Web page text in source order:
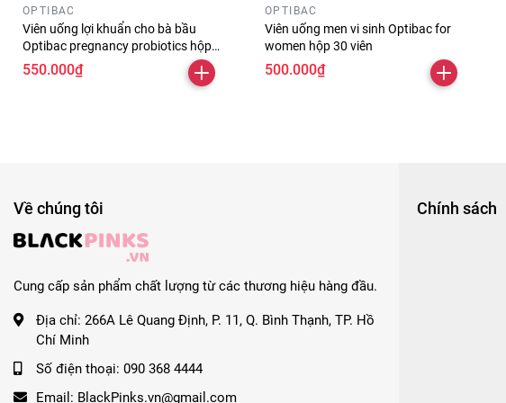
OPTIBAC
Viên uống lợi khuẩn cho bà bầu
Optibac pregnancy probiotics hộp
30 viên
550.000₫
OPTIBAC
Viên uống men vi sinh Optibac for
women hộp 30 viên
500.000₫
Về chúng tôi
Cung cấp sản phẩm chất lượng từ các thương hiệu hàng đầu.
Địa chỉ: 266A Lê Quang Định, P. 11, Q. Bình Thạnh, TP. Hồ
Chí Minh
Số điện thoại: 090 368 4444
Email: BlackPinks.vn@gmail.com
Chính sách